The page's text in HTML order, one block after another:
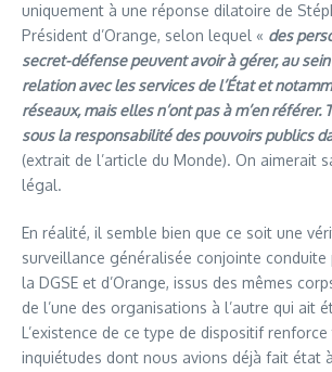
uniquement à une réponse dilatoire de
Président d’Orange, selon lequel « des
secret-défense peuvent avoir à gérer, au
relation avec les services de l’État et
réseaux, mais elles n’ont pas à m’en référer.
sous la responsabilité des pouvoirs publics
(extrait de l’article du Monde). On aimerait
légal.
En réalité, il semble bien que ce soit une
surveillance généralisée conjointe conduite
la DGSE et d’Orange, issus des mêmes
de l’une des organisations à l’autre qui ait
L’existence de ce type de dispositif
inquiétudes dont nous avions déjà fait état